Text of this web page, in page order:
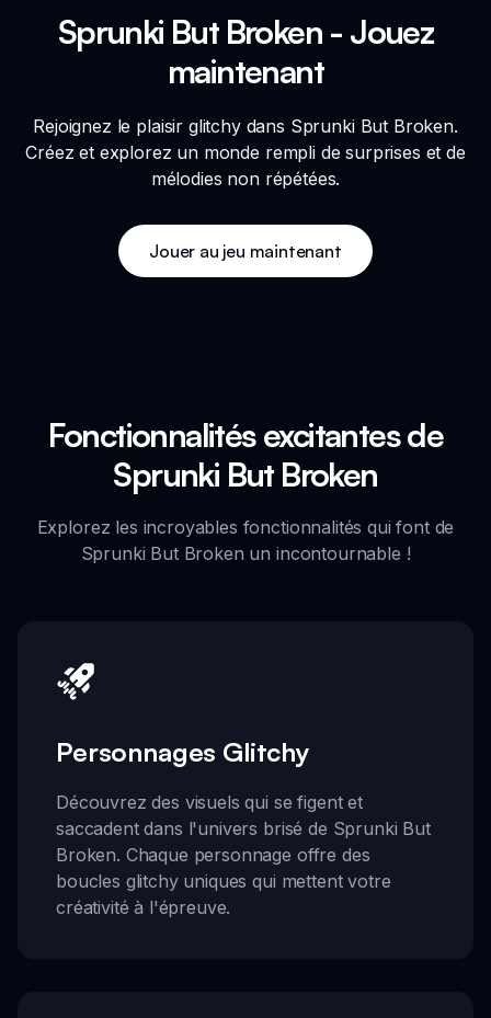
Sprunki But Broken - Jouez
maintenant
Rejoignez le plaisir glitchy dans Sprunki But Broken.
Créez et explorez un monde rempli de surprises et de
mélodies non répétées.
Jouer au jeu maintenant
Fonctionnalités excitantes de
Sprunki But Broken
Explorez les incroyables fonctionnalités qui font de
Sprunki But Broken un incontournable !
Personnages Glitchy
Découvrez des visuels qui se figent et
saccadent dans l'univers brisé de Sprunki But
Broken. Chaque personnage offre des
boucles glitchy uniques qui mettent votre
créativité à l'épreuve.